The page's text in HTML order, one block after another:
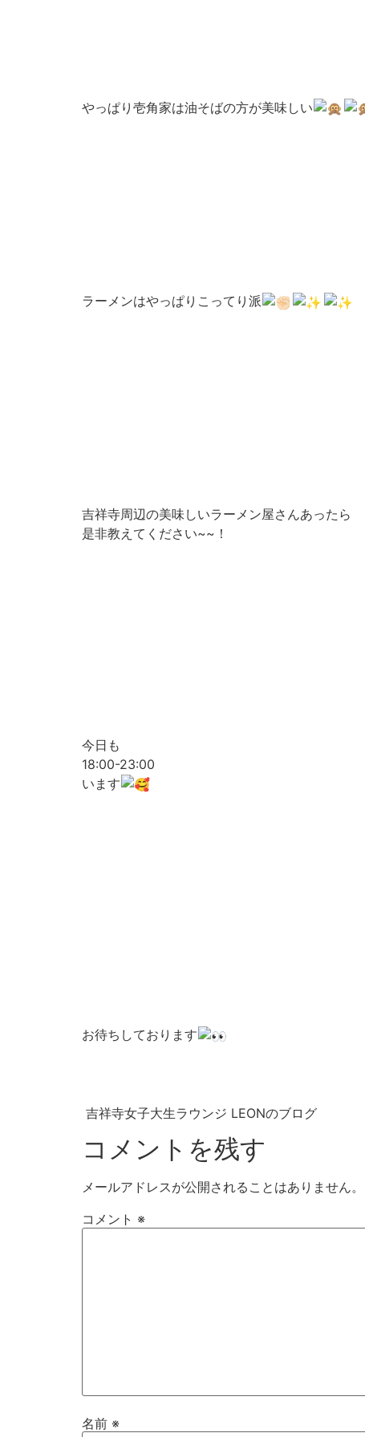
やっぱり壱角家は油そばの方が美味しい
ラーメンはやっぱりこってり派
吉祥寺周辺の美味しいラーメン屋さんあったら
是非教えてください~~！
今日も
18:00-23:00
います
お待ちしております
吉祥寺女子大生ラウンジ LEONのブログ
コメントを残す
メールアドレスが公開されることはありません。
コメント ※
名前 ※